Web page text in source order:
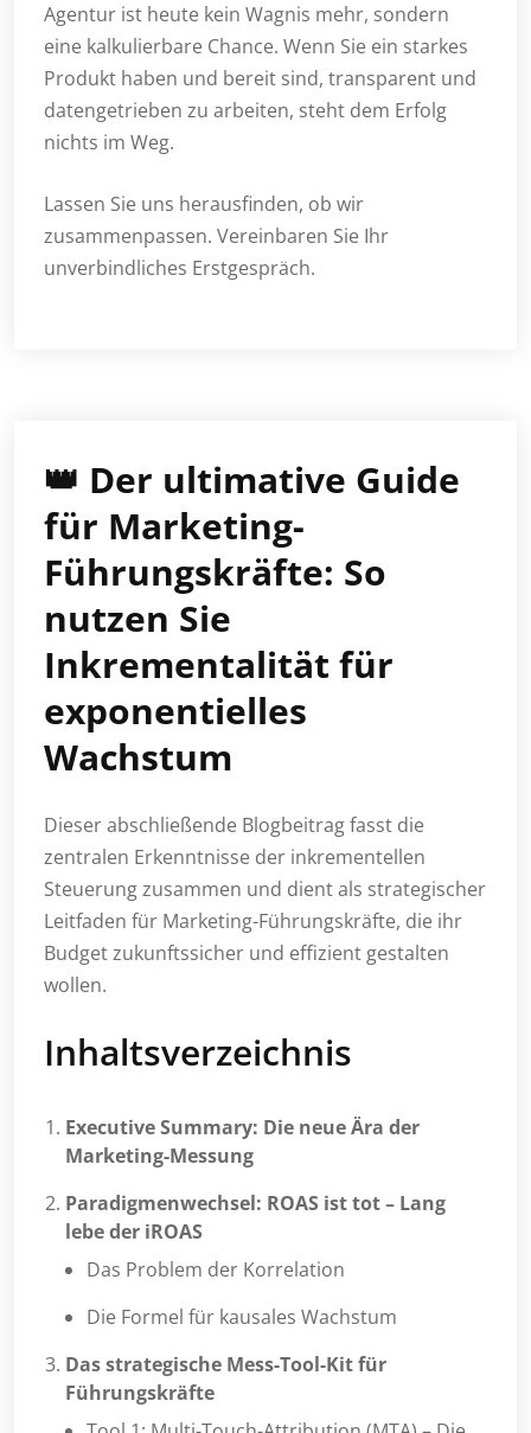
Agentur ist heute kein Wagnis mehr, sondern
eine kalkulierbare Chance. Wenn Sie ein starkes
Produkt haben und bereit sind, transparent und
datengetrieben zu arbeiten, steht dem Erfolg
nichts im Weg.
Lassen Sie uns herausfinden, ob wir
zusammenpassen. Vereinbaren Sie Ihr
unverbindliches Erstgespräch.
👑 Der ultimative Guide
für Marketing-
Führungskräfte: So
nutzen Sie
Inkrementalität für
exponentielles
Wachstum
Dieser abschließende Blogbeitrag fasst die
zentralen Erkenntnisse der inkrementellen
Steuerung zusammen und dient als strategischer
Leitfaden für Marketing-Führungskräfte, die ihr
Budget zukunftssicher und effizient gestalten
wollen.
Inhaltsverzeichnis
Executive Summary: Die neue Ära der
Marketing-Messung
Paradigmenwechsel: ROAS ist tot – Lang
lebe der iROAS
Das Problem der Korrelation
Die Formel für kausales Wachstum
Das strategische Mess-Tool-Kit für
Führungskräfte